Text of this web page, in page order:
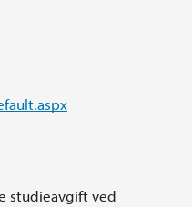
studieavgift ved